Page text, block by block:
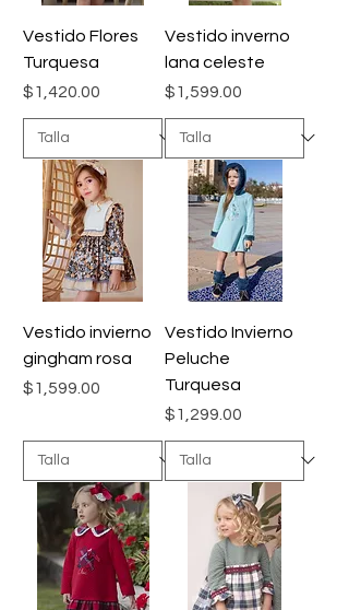
Vestido Flores
Turquesa
Precio
$1,420.00
Vestido inverno
lana celeste
Precio
$1,599.00
Vestido invierno
gingham rosa
Precio
$1,599.00
Vestido Invierno
Peluche
Turquesa
Precio
$1,299.00